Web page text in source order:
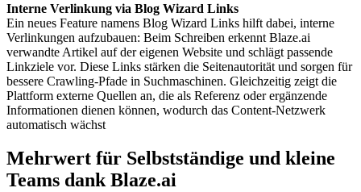
Interne Verlinkung via Blog Wizard Links
Ein neues Feature namens Blog Wizard Links hilft dabei, interne
Verlinkungen aufzubauen: Beim Schreiben erkennt Blaze.ai
verwandte Artikel auf der eigenen Website und schlägt passende
Linkziele vor. Diese Links stärken die Seitenautorität und sorgen für
bessere Crawling-Pfade in Suchmaschinen. Gleichzeitig zeigt die
Plattform externe Quellen an, die als Referenz oder ergänzende
Informationen dienen können, wodurch das Content-Netzwerk
automatisch wächst
Mehrwert für Selbstständige und kleine
Teams dank Blaze.ai